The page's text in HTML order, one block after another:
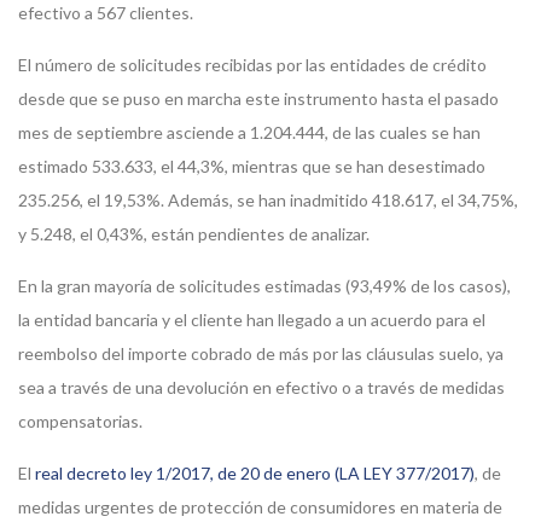
efectivo a 567 clientes.
El número de solicitudes recibidas por las entidades de crédito
desde que se puso en marcha este instrumento hasta el pasado
mes de septiembre asciende a 1.204.444, de las cuales se han
estimado 533.633, el 44,3%, mientras que se han desestimado
235.256, el 19,53%. Además, se han inadmitido 418.617, el 34,75%,
y 5.248, el 0,43%, están pendientes de analizar.
En la gran mayoría de solicitudes estimadas (93,49% de los casos),
la entidad bancaria y el cliente han llegado a un acuerdo para el
reembolso del importe cobrado de más por las cláusulas suelo, ya
sea a través de una devolución en efectivo o a través de medidas
compensatorias.
El real decreto ley 1/2017, de 20 de enero (LA LEY 377/2017), de
medidas urgentes de protección de consumidores en materia de